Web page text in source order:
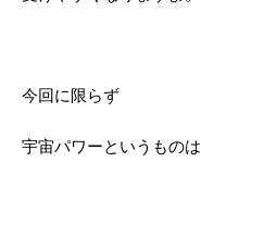
今回に限らず
宇宙パワーというものは